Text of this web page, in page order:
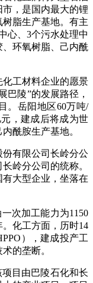
，是国内最大的锂
脂生产基地。有主
心、3个污水处理中
环氧树脂、己内酰
工材料企业的愿景
巴陵”的发展路径，
。岳阳地区60万吨/
，建成后将成为世
酰胺生产基地。
有限公司长岭分公
岭分公司的统称。
大型企业，坐落在
次加工能力为1150
化工方面，历时14
），建成投产工
的垄断。
目由巴陵石化和长